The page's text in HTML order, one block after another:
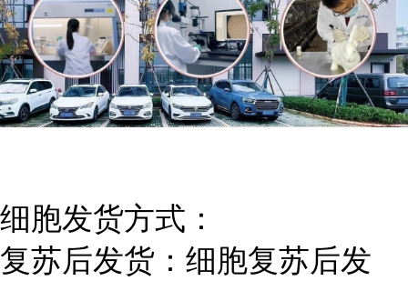
细胞发货方式：
复苏后发货：细胞复苏后发